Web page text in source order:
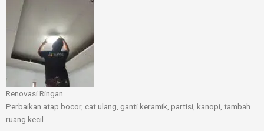
Renovasi Ringan
Perbaikan atap bocor, cat ulang, ganti keramik, partisi, kanopi, tambah
ruang kecil.